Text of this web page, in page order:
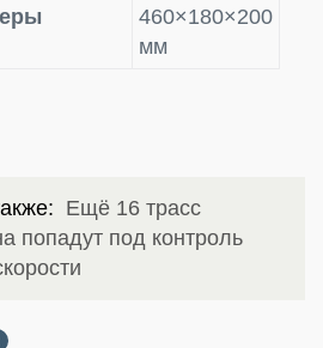
460×180×200
мм
Ещё 16 трасс
попадут под контроль